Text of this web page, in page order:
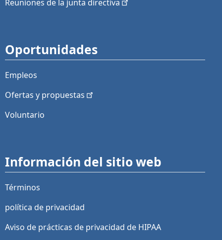
Reuniones de la junta directiva
Oportunidades
Empleos
Ofertas y propuestas
Voluntario
Información del sitio web
Términos
política de privacidad
Aviso de prácticas de privacidad de HIPAA